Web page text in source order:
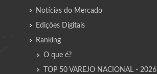
Notícias do Mercado
Edições Digitais
Ranking
O que é?
TOP 50 VAREJO NACIONAL - 2026